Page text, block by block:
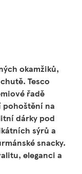
okamžiků,
Tesco
řadě
pohoštění na
dárky pod
sýrů a
snacky.
eleganci a